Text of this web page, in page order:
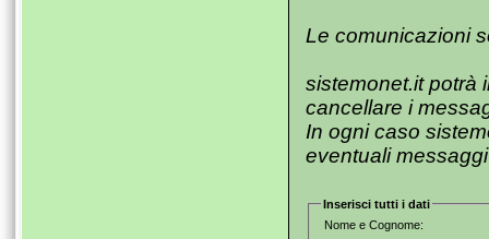
Le comunicazioni
sistemonet.it potrà
cancellare i
In ogni caso
eventuali
Inserisci tutti i dati
Nome e Cognome: